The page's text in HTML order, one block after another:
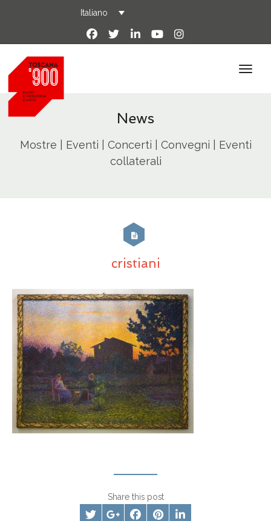
Italiano
News
Mostre | Eventi | Concerti | Convegni | Eventi
collaterali
cristiani
Share this post